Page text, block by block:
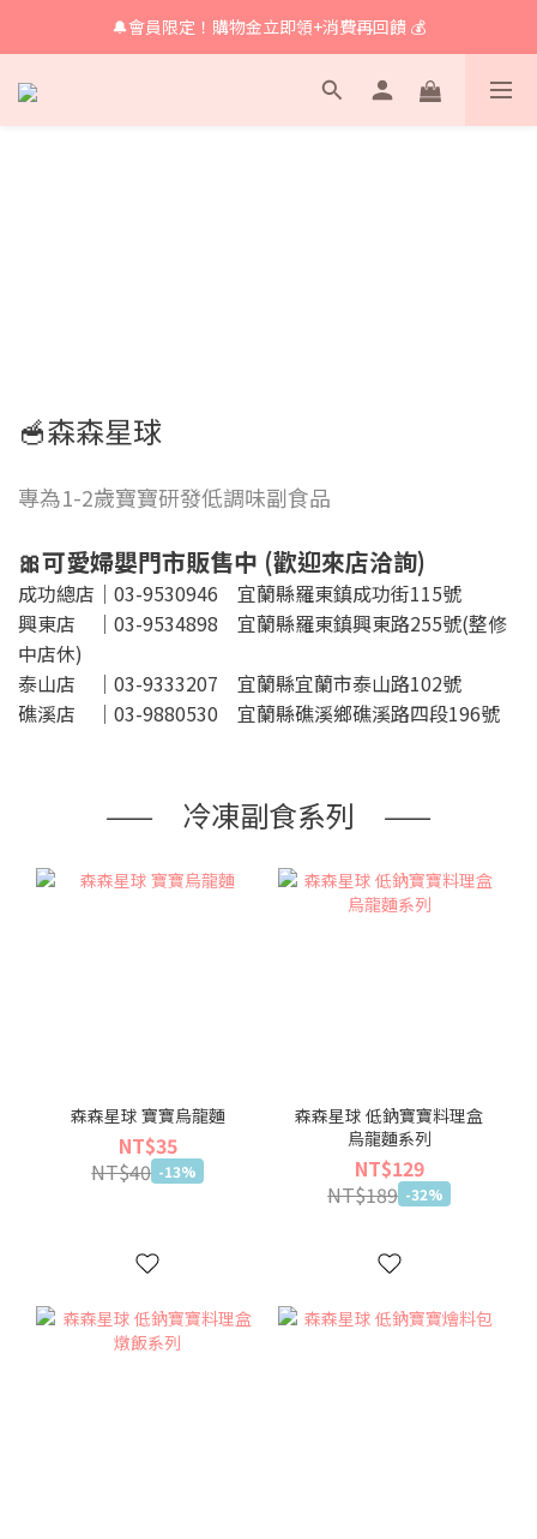
🔔 育兒好物滿額享免運🔔
🔔會員限定！購物金立即領+消費再回饋 💰
🔔 育兒好物滿額享免運🔔
🥣森森星球
專為1-2歲寶寶研發低調味副食品
🎀可愛婦嬰門市販售中 (歡迎來店洽詢)
成功總店｜03-9530946 宜蘭縣羅東鎮成功街115號
興東店 ｜03-9534898 宜蘭縣羅東鎮興東路255號(整修
中店休)
泰山店 ｜03-9333207 宜蘭縣宜蘭市泰山路102號
礁溪店 ｜03-9880530 宜蘭縣礁溪鄉礁溪路四段196號
—— 冷凍副食系列 ——
森森星球 寶寶烏龍麵
NT$35
NT$40 -13%
森森星球 低鈉寶寶料理盒
烏龍麵系列
NT$129
NT$189 -32%